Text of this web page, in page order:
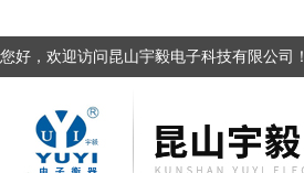
您好，欢迎访问昆山宇毅电子科技有限公司！